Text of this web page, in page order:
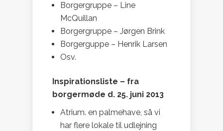
Borgergruppe – Line
McQuillan
Borgergruppe – Jørgen Brink
Borgerguppe – Henrik Larsen
Osv.
Inspirationsliste – fra
borgermøde d. 25. juni 2013
Atrium. en palmehave, så vi
har flere lokale til udlejning